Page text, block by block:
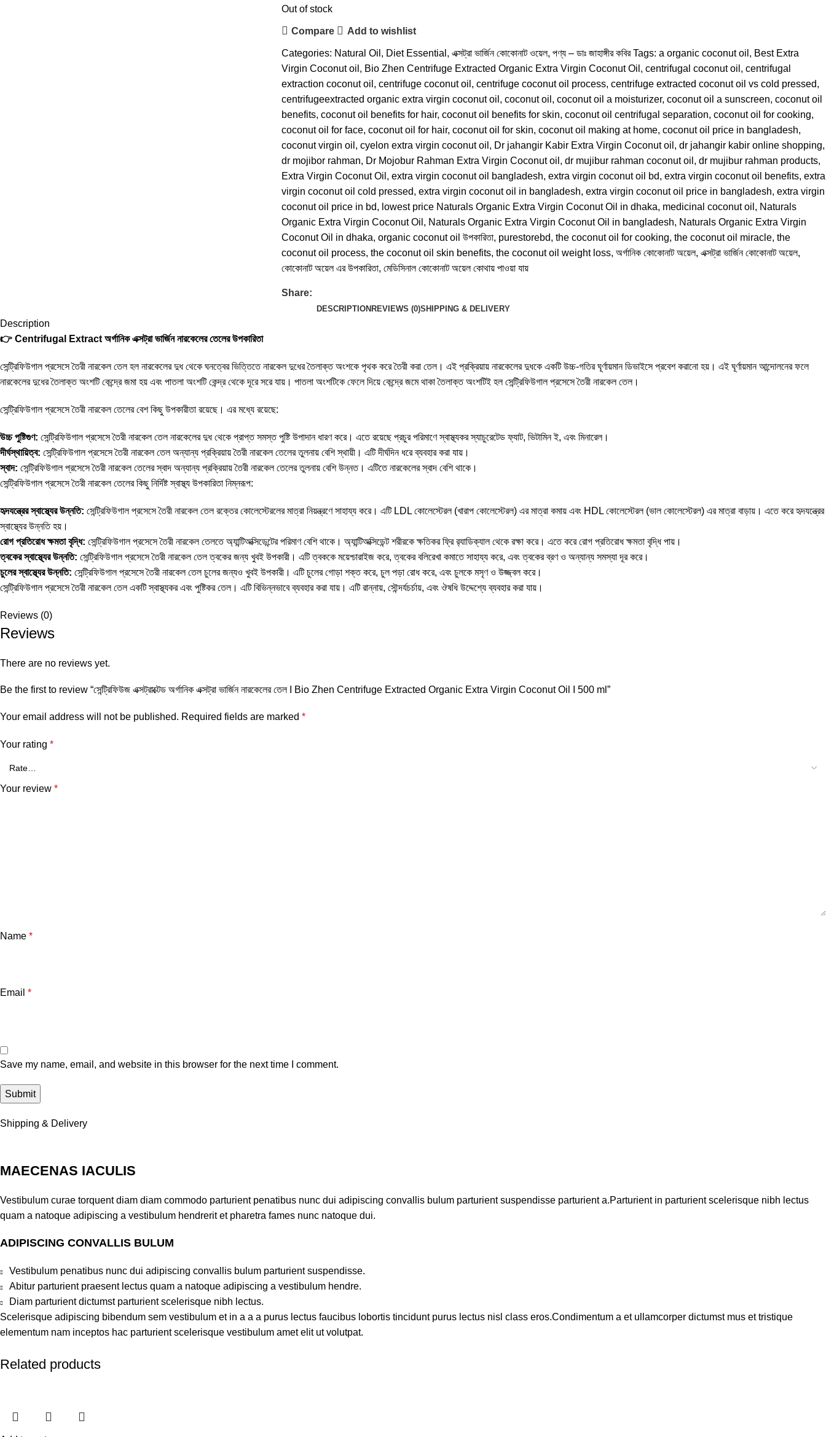
Out of stock
Compare Add to wishlist
Categories: Natural Oil , Diet Essential , এক্সট্রা ভার্জিন কোকোনাট ওয়েল, পণ্য – ডাঃ জাহাঙ্গীর কবির Tags: a organic coconut oil , Best Extra
Virgin Coconut oil , Bio Zhen Centrifuge Extracted Organic Extra Virgin Coconut Oil , centrifugal coconut oil , centrifugal
extraction coconut oil , centrifuge coconut oil , centrifuge coconut oil process, centrifuge extracted coconut oil vs cold pressed,
centrifugeextracted organic extra virgin coconut oil , coconut oil , coconut oil a moisturizer, coconut oil a sunscreen, coconut oil
benefits, coconut oil benefits for hair, coconut oil benefits for skin, coconut oil centrifugal separation, coconut oil for cooking,
coconut oil for face, coconut oil for hair, coconut oil for skin, coconut oil making at home, coconut oil price in bangladesh,
coconut virgin oil , cyelon extra virgin coconut oil , Dr jahangir Kabir Extra Virgin Coconut oil , dr jahangir kabir online shopping,
dr mojibor rahman, Dr Mojobur Rahman Extra Virgin Coconut oil , dr mujibur rahman coconut oil , dr mujibur rahman products,
Extra Virgin Coconut Oil , extra virgin coconut oil bangladesh, extra virgin coconut oil bd, extra virgin coconut oil benefits, extra
virgin coconut oil cold pressed, extra virgin coconut oil in bangladesh, extra virgin coconut oil price in bangladesh, extra virgin
coconut oil price in bd, lowest price Naturals Organic Extra Virgin Coconut Oil in dhaka, medicinal coconut oil , Naturals
Organic Extra Virgin Coconut Oil , Naturals Organic Extra Virgin Coconut Oil in bangladesh, Naturals Organic Extra Virgin
Coconut Oil in dhaka, organic coconut oil উপকারিতা, purestorebd, the coconut oil for cooking, the coconut oil miracle, the
coconut oil process, the coconut oil skin benefits, the coconut oil weight loss, অর্গানিক কোকোনাট অয়েল, এক্সট্রা ভার্জিন কোকোনাট অয়েল,
কোকোনাট অয়েল এর উপকারিতা, মেডিসিনাল কোকোনাট অয়েল কোথায় পাওয়া যায়
Share:
DESCRIPTION REVIEWS (0)SHIPPING & DELIVERY
Description
👉 Centrifugal Extract অর্গানিক এক্সট্রা ভার্জিন নারকেলের তেলের উপকারিতা
সেন্ট্রিফিউগাল প্রসেসে তৈরী নারকেল তেল হল নারকেলের দুধ থেকে ঘনত্বের ভিত্তিতে নারকেল দুধের তৈলাক্ত অংশকে পৃথক করে তৈরী করা তেল। এই প্রক্রিয়ায় নারকেলের দুধকে একটি উচ্চ-গতির ঘূর্ণায়মান ডিভাইসে প্রবেশ করানো হয়। এই ঘূর্ণায়মান আন্দোলনের ফলে
নারকেলের দুধের তৈলাক্ত অংশটি কেন্দ্রে জমা হয় এবং পাতলা অংশটি কেন্দ্র থেকে দূরে সরে যায়। পাতলা অংশটিকে ফেলে দিয়ে কেন্দ্রে জমে থাকা তৈলাক্ত অংশটিই হল সেন্ট্রিফিউগাল প্রসেসে তৈরী নারকেল তেল।
সেন্ট্রিফিউগাল প্রসেসে তৈরী নারকেল তেলের বেশ কিছু উপকারীতা রয়েছে। এর মধ্যে রয়েছে:
উচ্চ পুষ্টিগুণ: সেন্ট্রিফিউগাল প্রসেসে তৈরী নারকেল তেল নারকেলের দুধ থেকে প্রাপ্ত সমস্ত পুষ্টি উপাদান ধারণ করে। এতে রয়েছে প্রচুর পরিমাণে স্বাস্থ্যকর স্যাচুরেটেড ফ্যাট, ভিটামিন ই, এবং মিনারেল।
দীর্ঘস্থায়িত্ব: সেন্ট্রিফিউগাল প্রসেসে তৈরী নারকেল তেল অন্যান্য প্রক্রিয়ায় তৈরী নারকেল তেলের তুলনায় বেশি স্থায়ী। এটি দীর্ঘদিন ধরে ব্যবহার করা যায়।
স্বাদ: সেন্ট্রিফিউগাল প্রসেসে তৈরী নারকেল তেলের স্বাদ অন্যান্য প্রক্রিয়ায় তৈরী নারকেল তেলের তুলনায় বেশি উন্নত। এটিতে নারকেলের স্বাদ বেশি থাকে।
সেন্ট্রিফিউগাল প্রসেসে তৈরী নারকেল তেলের কিছু নির্দিষ্ট স্বাস্থ্য উপকারিতা নিম্নরূপ:
হৃদযন্ত্রের স্বাস্থ্যের উন্নতি: সেন্ট্রিফিউগাল প্রসেসে তৈরী নারকেল তেল রক্তের কোলেস্টেরলের মাত্রা নিয়ন্ত্রণে সাহায্য করে। এটি LDL কোলেস্টেরল (খারাপ কোলেস্টেরল) এর মাত্রা কমায় এবং HDL কোলেস্টেরল (ভাল কোলেস্টেরল) এর মাত্রা বাড়ায়। এতে করে হৃদযন্ত্রের
স্বাস্থ্যের উন্নতি হয়।
রোগ প্রতিরোধ ক্ষমতা বৃদ্ধি: সেন্ট্রিফিউগাল প্রসেসে তৈরী নারকেল তেলতে অ্যান্টিঅক্সিডেন্টের পরিমাণ বেশি থাকে। অ্যান্টিঅক্সিডেন্ট শরীরকে ক্ষতিকর ফ্রি র‌্যাডিক্যাল থেকে রক্ষা করে। এতে করে রোগ প্রতিরোধ ক্ষমতা বৃদ্ধি পায়।
ত্বকের স্বাস্থ্যের উন্নতি: সেন্ট্রিফিউগাল প্রসেসে তৈরী নারকেল তেল ত্বকের জন্য খুবই উপকারী। এটি ত্বককে ময়েশ্চারাইজ করে, ত্বকের বলিরেখা কমাতে সাহায্য করে, এবং ত্বকের ব্রণ ও অন্যান্য সমস্যা দূর করে।
চুলের স্বাস্থ্যের উন্নতি: সেন্ট্রিফিউগাল প্রসেসে তৈরী নারকেল তেল চুলের জন্যও খুবই উপকারী। এটি চুলের গোড়া শক্ত করে, চুল পড়া রোধ করে, এবং চুলকে মসৃণ ও উজ্জ্বল করে।
সেন্ট্রিফিউগাল প্রসেসে তৈরী নারকেল তেল একটি স্বাস্থ্যকর এবং পুষ্টিকর তেল। এটি বিভিন্নভাবে ব্যবহার করা যায়। এটি রান্নায়, সৌন্দর্যচর্চায়, এবং ঔষধি উদ্দেশ্যে ব্যবহার করা যায়।
Reviews (0)
Reviews
There are no reviews yet.
Be the first to review “সেন্ট্রিফিউজ এক্সট্রাক্টেড অর্গানিক এক্সট্রা ভার্জিন নারকেলের তেল I Bio Zhen Centrifuge Extracted Organic Extra Virgin Coconut Oil I 500 ml”
Your email address will not be published. Required fields are marked *
Your rating *
Your review *
Name *
Email *
Save my name, email, and website in this browser for the next time I comment.
Shipping & Delivery
MAECENAS IACULIS
Vestibulum curae torquent diam diam commodo parturient penatibus nunc dui adipiscing convallis bulum parturient suspendisse parturient a.Parturient in parturient scelerisque nibh lectus
quam a natoque adipiscing a vestibulum hendrerit et pharetra fames nunc natoque dui.
ADIPISCING CONVALLIS BULUM
Vestibulum penatibus nunc dui adipiscing convallis bulum parturient suspendisse.
Abitur parturient praesent lectus quam a natoque adipiscing a vestibulum hendre.
Diam parturient dictumst parturient scelerisque nibh lectus.
Scelerisque adipiscing bibendum sem vestibulum et in a a a purus lectus faucibus lobortis tincidunt purus lectus nisl class eros.Condimentum a et ullamcorper dictumst mus et tristique
elementum nam inceptos hac parturient scelerisque vestibulum amet elit ut volutpat.
Related products